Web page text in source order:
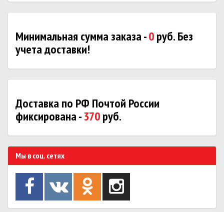
Минимальная сумма заказа -0руб. Без
учета доставки!
Доставка по РФ Почтой России
фиксирована -370руб.
Мы в соц. сетях